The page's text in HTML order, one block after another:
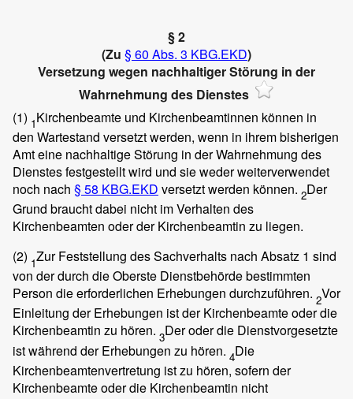
§ 2
(Zu § 60 Abs. 3 KBG.EKD)
Versetzung wegen nachhaltiger Störung in der
Wahrnehmung des Dienstes
(1) 1Kirchenbeamte und Kirchenbeamtinnen können in
den Wartestand versetzt werden, wenn in ihrem bisherigen
Amt eine nachhaltige Störung in der Wahrnehmung des
Dienstes festgestellt wird und sie weder weiterverwendet
noch nach § 58 KBG.EKD versetzt werden können. 2Der
Grund braucht dabei nicht im Verhalten des
Kirchenbeamten oder der Kirchenbeamtin zu liegen.
(2) 1Zur Feststellung des Sachverhalts nach Absatz 1 sind
von der durch die Oberste Dienstbehörde bestimmten
Person die erforderlichen Erhebungen durchzuführen. 2Vor
Einleitung der Erhebungen ist der Kirchenbeamte oder die
Kirchenbeamtin zu hören. 3Der oder die Dienstvorgesetzte
ist während der Erhebungen zu hören. 4Die
Kirchenbeamtenvertretung ist zu hören, sofern der
Kirchenbeamte oder die Kirchenbeamtin nicht